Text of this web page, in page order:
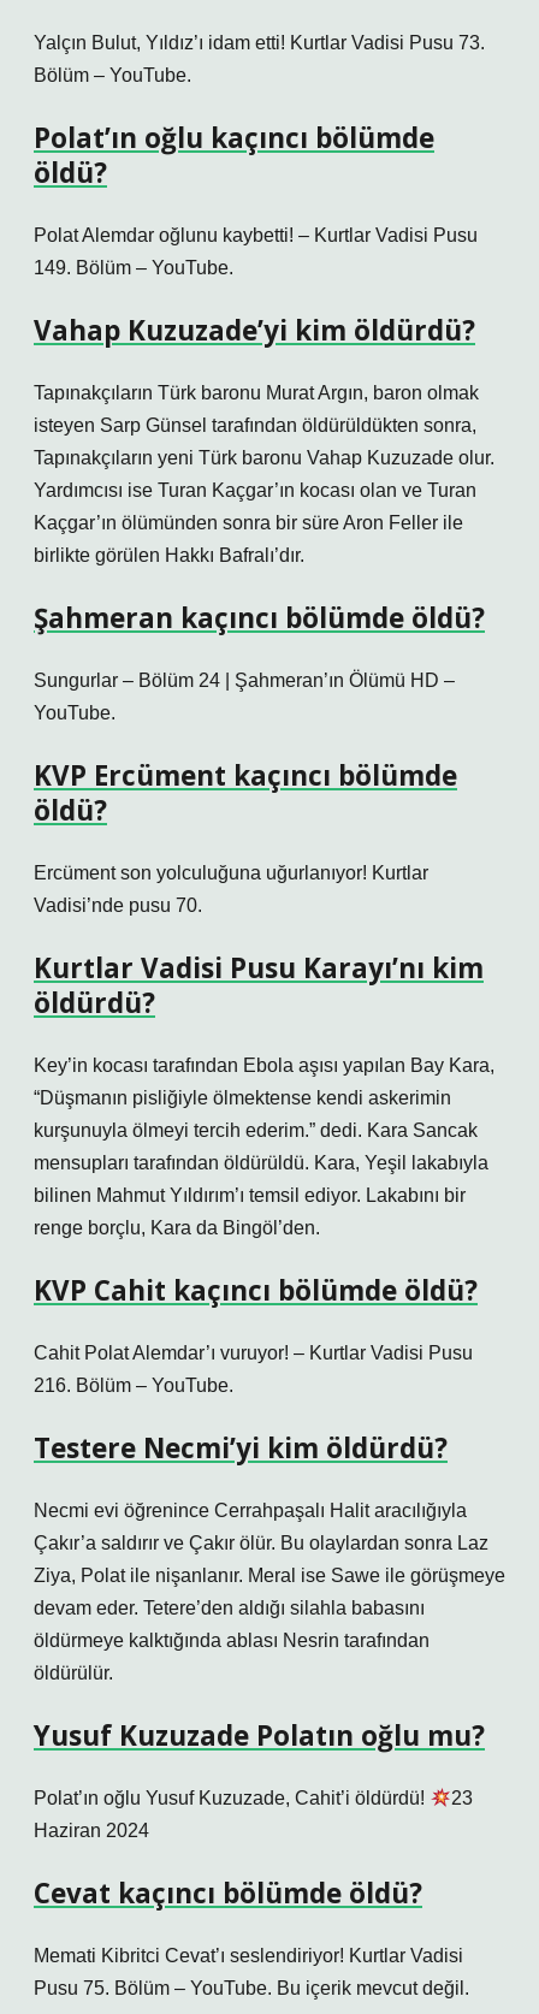
Yalçın Bulut, Yıldız’ı idam etti! Kurtlar Vadisi Pusu 73.
Bölüm – YouTube.
Polat’ın oğlu kaçıncı bölümde
öldü?
Polat Alemdar oğlunu kaybetti! – Kurtlar Vadisi Pusu
149. Bölüm – YouTube.
Vahap Kuzuzade’yi kim öldürdü?
Tapınakçıların Türk baronu Murat Argın, baron olmak
isteyen Sarp Günsel tarafından öldürüldükten sonra,
Tapınakçıların yeni Türk baronu Vahap Kuzuzade olur.
Yardımcısı ise Turan Kaçgar’ın kocası olan ve Turan
Kaçgar’ın ölümünden sonra bir süre Aron Feller ile
birlikte görülen Hakkı Bafralı’dır.
Şahmeran kaçıncı bölümde öldü?
Sungurlar – Bölüm 24 | Şahmeran’ın Ölümü HD –
YouTube.
KVP Ercüment kaçıncı bölümde
öldü?
Ercüment son yolculuğuna uğurlanıyor! Kurtlar
Vadisi’nde pusu 70.
Kurtlar Vadisi Pusu Karayı’nı kim
öldürdü?
Key’in kocası tarafından Ebola aşısı yapılan Bay Kara,
“Düşmanın pisliğiyle ölmektense kendi askerimin
kurşunuyla ölmeyi tercih ederim.” dedi. Kara Sancak
mensupları tarafından öldürüldü. Kara, Yeşil lakabıyla
bilinen Mahmut Yıldırım’ı temsil ediyor. Lakabını bir
renge borçlu, Kara da Bingöl’den.
KVP Cahit kaçıncı bölümde öldü?
Cahit Polat Alemdar’ı vuruyor! – Kurtlar Vadisi Pusu
216. Bölüm – YouTube.
Testere Necmi’yi kim öldürdü?
Necmi evi öğrenince Cerrahpaşalı Halit aracılığıyla
Çakır’a saldırır ve Çakır ölür. Bu olaylardan sonra Laz
Ziya, Polat ile nişanlanır. Meral ise Sawe ile görüşmeye
devam eder. Tetere’den aldığı silahla babasını
öldürmeye kalktığında ablası Nesrin tarafından
öldürülür.
Yusuf Kuzuzade Polatın oğlu mu?
Polat’ın oğlu Yusuf Kuzuzade, Cahit’i öldürdü!
23
Haziran 2024
Cevat kaçıncı bölümde öldü?
Memati Kibritci Cevat’ı seslendiriyor! Kurtlar Vadisi
Pusu 75. Bölüm – YouTube. Bu içerik mevcut değil.